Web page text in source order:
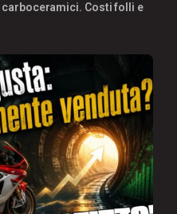
Costi folli e